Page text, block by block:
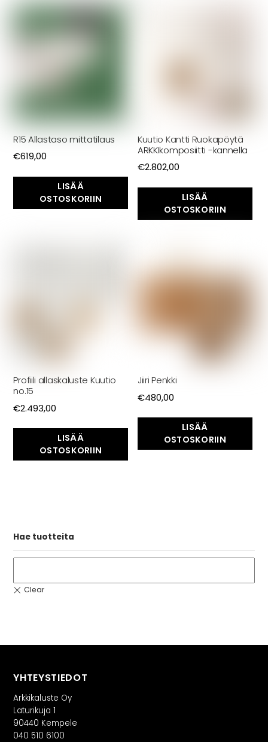
R15 Allastaso mittatilaus
€619,00
LISÄÄ
OSTOSKORIIN
Kuutio Kantti Ruokapöytä
ARKKIkomposiitti -kannella
€2.802,00
LISÄÄ
OSTOSKORIIN
Profiili allaskaluste Kuutio
no.15
€2.493,00
LISÄÄ
OSTOSKORIIN
Jiiri Penkki
€480,00
LISÄÄ
OSTOSKORIIN
Hae tuotteita
YHTEYSTIEDOT
Arkkikaluste Oy
Laturikuja 1
90440 Kempele
040 510 6100